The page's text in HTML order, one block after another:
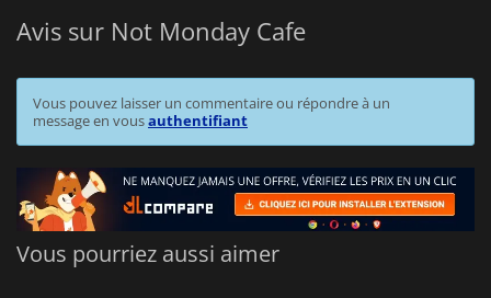
Avis sur Not Monday Cafe
Vous pouvez laisser un commentaire ou répondre à un
message en vousauthentifiant
Vous pourriez aussi aimer